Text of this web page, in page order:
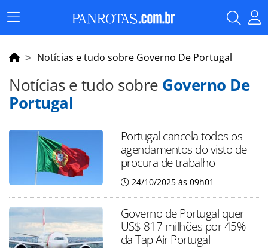
Menu
Principal
Notícias e tudo sobre Governo De Portugal
Notícias e tudo sobre Governo De
Portugal
Portugal cancela todos os
agendamentos do visto de
procura de trabalho
24/10/2025 às 09h01
Governo de Portugal quer
US$ 817 milhões por 45%
da Tap Air Portugal